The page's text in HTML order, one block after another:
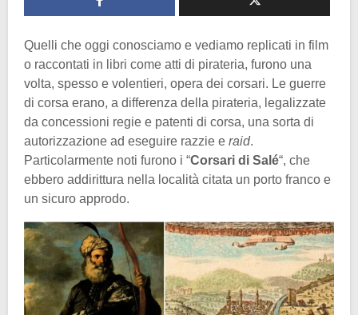
Quelli che oggi conosciamo e vediamo replicati in film
o raccontati in libri come atti di pirateria, furono una
volta, spesso e volentieri, opera dei corsari. Le guerre
di corsa erano, a differenza della pirateria, legalizzate
da concessioni regie e patenti di corsa, una sorta di
autorizzazione ad eseguire razzie e raid.
Particolarmente noti furono i “Corsari di Salé“, che
ebbero addirittura nella località citata un porto franco e
un sicuro approdo.